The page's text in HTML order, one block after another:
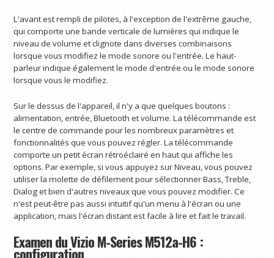
L'avant est rempli de pilotes, à l'exception de l'extrême gauche,
qui comporte une bande verticale de lumières qui indique le
niveau de volume et clignote dans diverses combinaisons
lorsque vous modifiez le mode sonore ou l'entrée. Le haut-
parleur indique également le mode d'entrée ou le mode sonore
lorsque vous le modifiez.
Sur le dessus de l'appareil, il n'y a que quelques boutons :
alimentation, entrée, Bluetooth et volume. La télécommande est
le centre de commande pour les nombreux paramètres et
fonctionnalités que vous pouvez régler. La télécommande
comporte un petit écran rétroéclairé en haut qui affiche les
options. Par exemple, si vous appuyez sur Niveau, vous pouvez
utiliser la molette de défilement pour sélectionner Bass, Treble,
Dialog et bien d'autres niveaux que vous pouvez modifier. Ce
n'est peut-être pas aussi intuitif qu'un menu à l'écran ou une
application, mais l'écran distant est facile à lire et fait le travail.
Examen du Vizio M-Series M512a-H6 :
configuration